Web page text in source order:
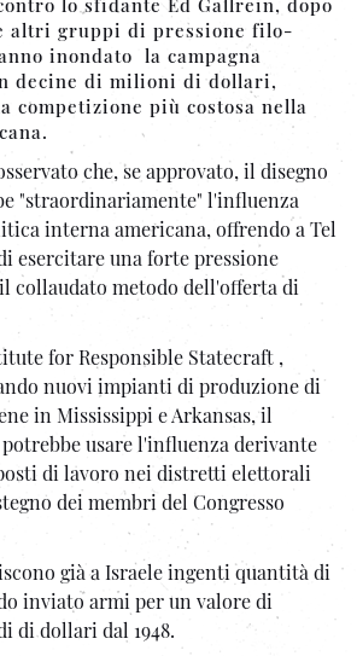
lo sfidante Ed Gallrein, dopo
altri gruppi di pressione filo-
inondato la campagna
decine di milioni di dollari,
competizione più costosa nella
che, se approvato, il disegno
"straordinariamente" l'influenza
interna americana, offrendo a Tel
esercitare una forte pressione
collaudato metodo dell'offerta di
for Responsible Statecraft ,
nuovi impianti di produzione di
in Mississippi e Arkansas, il
usare l'influenza derivante
di lavoro nei distretti elettorali
dei membri del Congresso
già a Israele ingenti quantità di
inviato armi per un valore di
di dollari dal 1948.